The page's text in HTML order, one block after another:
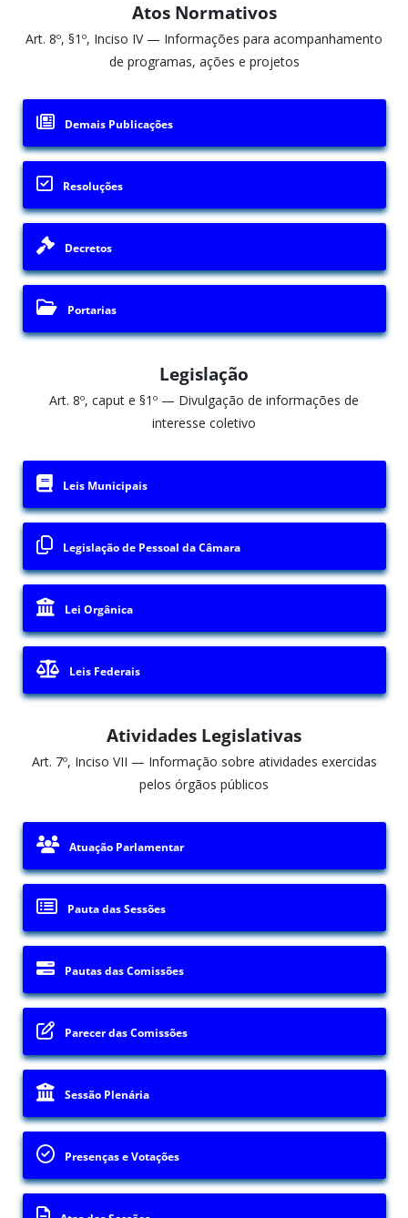
Atos Normativos
Art. 8º, §1º, Inciso IV — Informações para acompanhamento
de programas, ações e projetos
Demais Publicações
Resoluções
Decretos
Portarias
Legislação
Art. 8º, caput e §1º — Divulgação de informações de
interesse coletivo
Leis Municipais
Legislação de Pessoal da Câmara
Lei Orgânica
Leis Federais
Atividades Legislativas
Art. 7º, Inciso VII — Informação sobre atividades exercidas
pelos órgãos públicos
Atuação Parlamentar
Pauta das Sessões
Pautas das Comissões
Parecer das Comissões
Sessão Plenária
Presenças e Votações